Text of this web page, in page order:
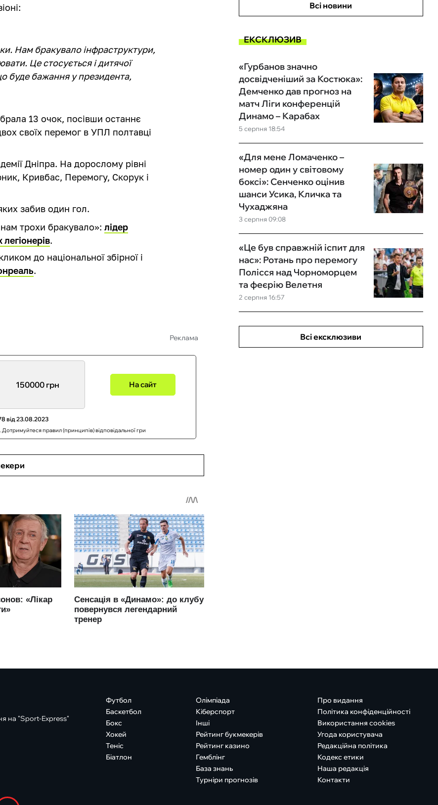
Нам бракувало інфраструктури,
Це стосується і дитячої
буде бажання у президента,
13 очок, посівши останнє
своїх перемог в УПЛ полтавці
Дніпра. На дорослому рівні
Кривбас, Перемогу, Скорук і
забив один гол.
нам трохи бракувало»:лідер
.
до національної збірної і
.
Реклама
150000 грн На сайт
від 23.08.2023
Дотримуйтеся правил (принципів) відповідальної гри
Всі новини
ЕКСКЛЮЗИВ
5 серпня 18:54
«Гурбанов значно
досвідченіший за Костюка»:
Демченко дав прогноз на
матч Ліги конференцій
Динамо – Карабах
3 серпня 09:08
«Для мене Ломаченко –
номер один у світовому
боксі»: Сенченко оцінив
шанси Усика, Кличка та
Чухаджяна
2 серпня 16:57
«Це був справжній іспит для
нас»: Ротань про перемогу
Полісся над Чорноморцем
та феєрію Велетня
Всі ексклюзиви
на "Sport-Express"
Футбол
Баскетбол
Бокс
Хокей
Теніс
Біатлон
Олімпіада
Кіберспорт
Інші
Рейтинг букмекерів
Рейтинг казино
Гемблінг
База знань
Турніри прогнозів
Про видання
Політика конфіденційності
Використання cookies
Угода користувача
Редакційна політика
Кодекс етики
Наша редакція
Контакти